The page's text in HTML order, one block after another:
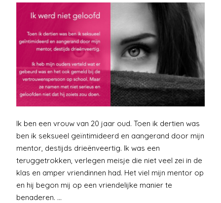
Ik ben een vrouw van 20 jaar oud. Toen ik dertien was
ben ik seksueel geïntimideerd en aangerand door mijn
mentor, destijds drieënveertig. Ik was een
teruggetrokken, verlegen meisje die niet veel zei in de
klas en amper vriendinnen had. Het viel mijn mentor op
en hij begon mij op een vriendelijke manier te
benaderen. …